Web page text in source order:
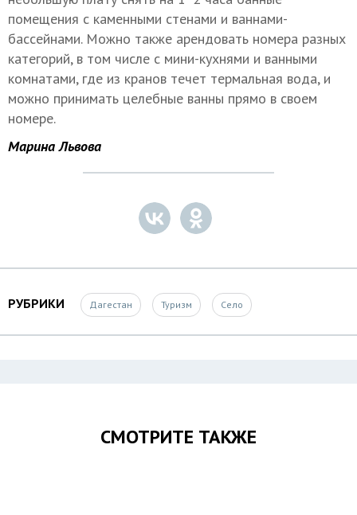
помещения с каменными стенами и ваннами-
бассейнами. Можно также арендовать номера разных
категорий, в том числе с мини-кухнями и ванными
комнатами, где из кранов течет термальная вода, и
можно принимать целебные ванны прямо в своем
номере.
Марина Львова
РУБРИКИ Дагестан Туризм Село
СМОТРИТЕ ТАКЖЕ